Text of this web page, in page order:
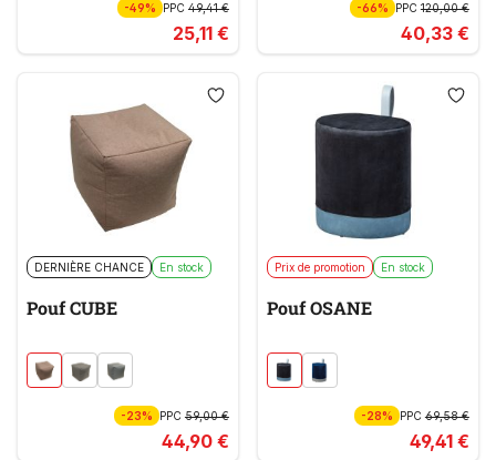
-49% PPC 49,41 €
25,11 €
-66% PPC120,00 €
40,33 €
DERNIÈRE CHANCE En stock
Pouf CUBE
-23% PPC 59,00 €
44,90 €
Prix de promotion En stock
Pouf OSANE
-28% PPC69,58 €
49,41 €